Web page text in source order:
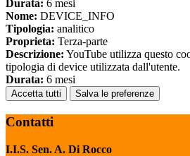
Durata: 6 mesi
Nome: DEVICE_INFO
Tipologia: analitico
Proprieta: Terza-parte
Descrizione: YouTube utilizza questo
tipologia di device utilizzata dall'utente.
Durata: 6 mesi
Accetta tutti Salva le preferenze
Contatti
I.I.S. Sen. A. Di Rocco